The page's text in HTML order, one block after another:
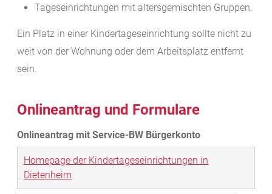
Tageseinrichtungen mit altersgemischten Gruppen.
Ein Platz in einer Kindertageseinrichtung sollte nicht zu
weit von der Wohnung oder dem Arbeitsplatz entfernt
sein.
Onlineantrag und Formulare
Homepage der Kindertageseinrichtungen in
Dietenheim